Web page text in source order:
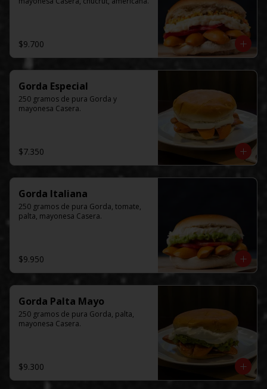
$9.700
Gorda Especial
250 gramos de pura Gorda y
mayonesa Casera.
$7.350
Gorda Italiana
250 gramos de pura Gorda, tomate,
palta, mayonesa Casera.
$9.950
Gorda Palta Mayo
250 gramos de pura Gorda, palta,
mayonesa Casera.
$9.300